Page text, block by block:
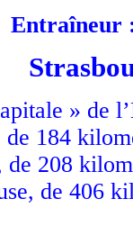
Entraîneur
» de
de 184
de 208
de 406